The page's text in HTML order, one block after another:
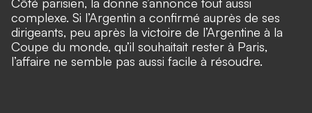
complexe. Si l’Argentin a confirmé auprès de ses
dirigeants, peu après la victoire de l’Argentine à la
Coupe du monde, qu’il souhaitait rester à Paris,
l’affaire ne semble pas aussi facile à résoudre.